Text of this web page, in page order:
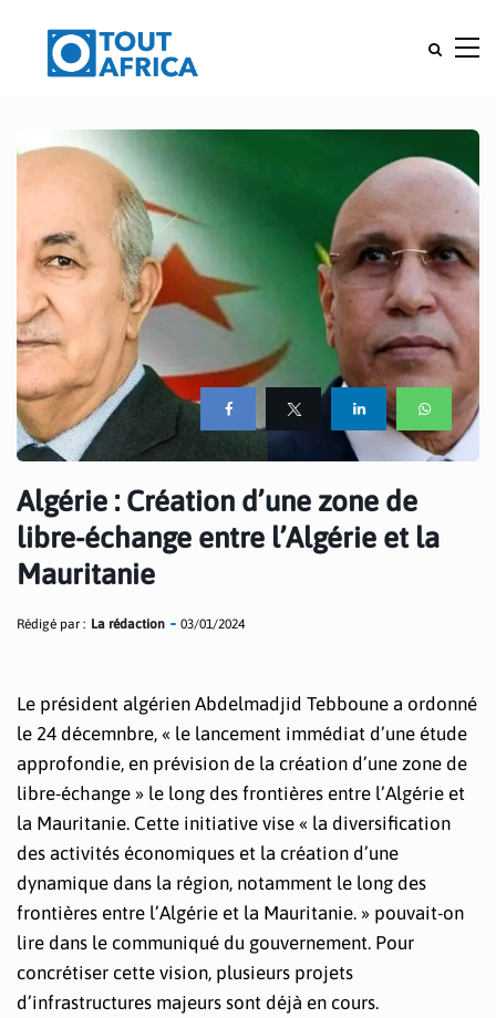
Algérie : Création d’une zone de
libre-échange entre l’Algérie et la
Mauritanie
Rédigé par : La rédaction 03/01/2024
Le président algérien Abdelmadjid Tebboune a ordonné
le 24 décemnbre, « le lancement immédiat d’une étude
approfondie, en prévision de la création d’une zone de
libre-échange » le long des frontières entre l’Algérie et
la Mauritanie. Cette initiative vise « la diversification
des activités économiques et la création d’une
dynamique dans la région, notamment le long des
frontières entre l’Algérie et la Mauritanie. » pouvait-on
lire dans le communiqué du gouvernement. Pour
concrétiser cette vision, plusieurs projets
d’infrastructures majeurs sont déjà en cours.